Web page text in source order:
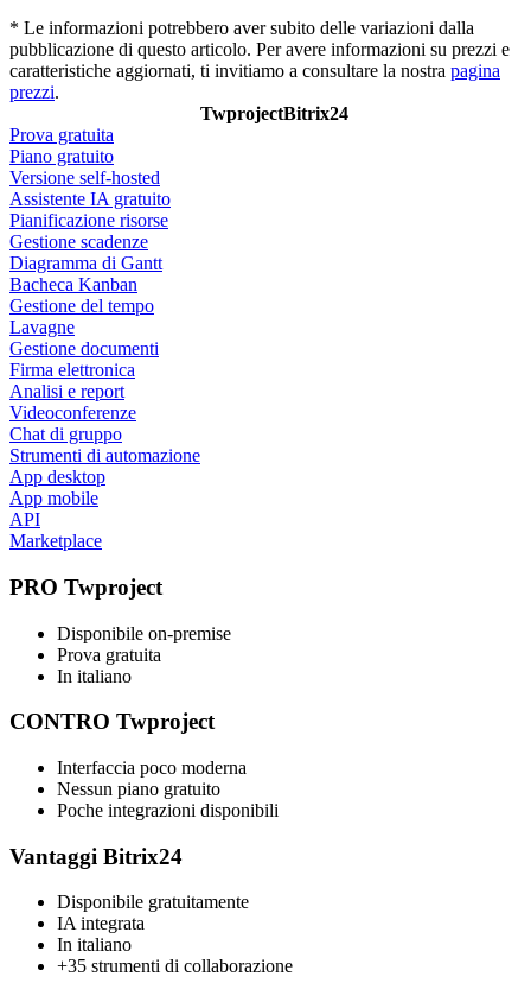
* Le informazioni potrebbero aver subito delle variazioni dalla
pubblicazione di questo articolo. Per avere informazioni su prezzi e
caratteristiche aggiornati, ti invitiamo a consultare la nostra pagina
prezzi.
TwprojectBitrix24
Prova gratuita
Piano gratuito
Versione self-hosted
Assistente IA gratuito
Pianificazione risorse
Gestione scadenze
Diagramma di Gantt
Bacheca Kanban
Gestione del tempo
Lavagne
Gestione documenti
Firma elettronica
Analisi e report
Videoconferenze
Chat di gruppo
Strumenti di automazione
App desktop
App mobile
API
Marketplace
PRO Twproject
Disponibile on-premise
Prova gratuita
In italiano
CONTRO Twproject
Interfaccia poco moderna
Nessun piano gratuito
Poche integrazioni disponibili
Vantaggi Bitrix24
Disponibile gratuitamente
IA integrata
In italiano
+35 strumenti di collaborazione